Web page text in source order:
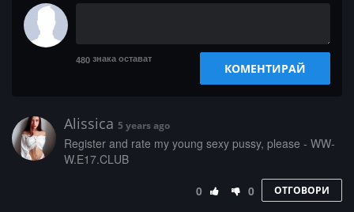
480 знака остават
КОМЕНТИРАЙ
Alissica 5 years ago
­­R­­e­g­­­i­s­­­t­e­­r­ ­­­a­­­n­d­­ ­r­a­t­­e­ ­­­m­y­ ­­­y­­o­­­u­­n­g­­ ­­s­e­­­x­­y­­ ­­­p­­­u­­­s­s­y­­,­­ ­­­p­­­l­­e­­a­s­e­­ ­­-­­ ­­­W­W­­­
W­.­­­E­­­1­­7­­­.­­­C­­L­U­­­B
0 0 ОТГОВОРИ